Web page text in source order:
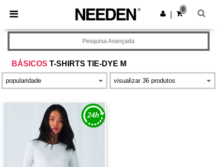
× App Needen
Melhores preços na app!
Obter app
0
BÁSICOS T-SHIRTS TIE-DYE M
Pesquisa Avançada